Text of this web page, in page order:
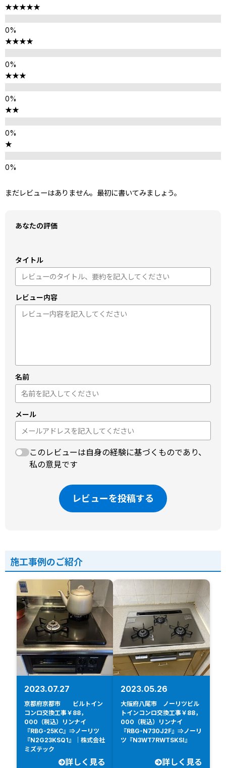
★★★★★
★★★★
★★★
★★
★
まだレビューはありません。最初に書いてみましょう。
あなたの評価
タイトル
レビュー内容
名前
メール
このレビューは自身の経験に基づくものであり、
私の意見です
レビューを投稿する
施工事例のご紹介
2023.07.27
京都府京都市 ビルトイン
コンロ交換工事￥88，
000（税込）リンナイ
『RBG-25KC』⇒ノーリツ
『N2G23KSQ1』｜株式会社
ミズテック
詳しく見る
2023.05.26
大阪府八尾市 ノーリツビル
トインコンロ交換工事￥88，
000（税込）リンナイ
『RBG-N730J2F』⇒ノーリ
ツ『N3WT7RWTSKSI』
詳しく見る